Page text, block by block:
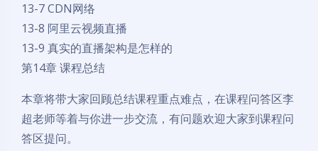
13-7 CDN网络
13-8 阿里云视频直播
13-9 真实的直播架构是怎样的
第14章 课程总结
本章将带大家回顾总结课程重点难点，在课程问答区李
超老师等着与你进一步交流，有问题欢迎大家到课程问
答区提问。